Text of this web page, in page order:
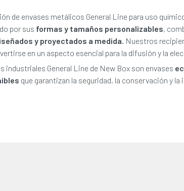
de envases metálicos General Line para uso
por sus formas y tamaños personalizables,
y proyectados a medida. Nuestros
en un aspecto esencial para la difusión y la
industriales General Line de New Box son envases
que garantizan la seguridad, la conservación y la